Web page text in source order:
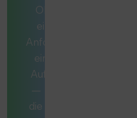
Ob es sich um
eine konkrete
Anforderung oder
eine komplexe
Aufgabe handelt
– manchmal ist
die ideale Lösung